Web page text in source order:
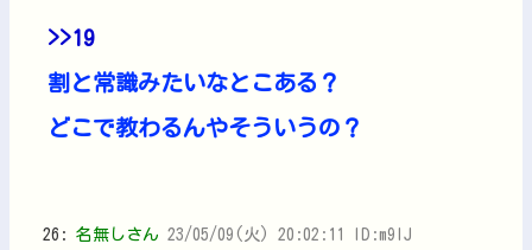
>>19
割と常識みたいなとこある？
どこで教わるんやそういうの？
26: 名無しさん 23/05/09(火) 20:02:11 ID:m9IJ